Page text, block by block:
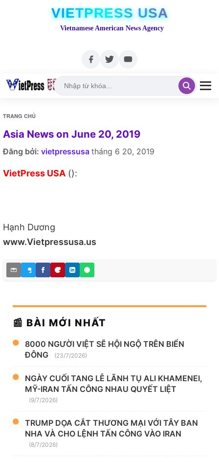
VIETPRESS USA
Vietnamese American News Agency
TRANG CHỦ
Asia News on June 20, 2019
Đăng bởi: vietpressusa tháng 6 20, 2019
VietPress USA ():
Hạnh Dương
www.Vietpressusa.us
📰 BÀI MỚI NHẤT
8000 NGƯỜI VIỆT SẼ HỘI NGỘ TRÊN BIỂN
ĐÔNG
(23/7/2026)
NGÀY CUỐI TANG LỄ LÃNH TỤ ALI KHAMENEI,
MỸ-IRAN TẤN CÔNG NHAU QUYẾT LIỆT
(9/7/2026)
TRUMP DỌA CẮT THƯƠNG MẠI VỚI TÂY BAN
NHA VÀ CHO LỆNH TẤN CÔNG VÀO IRAN
(8/7/2026)